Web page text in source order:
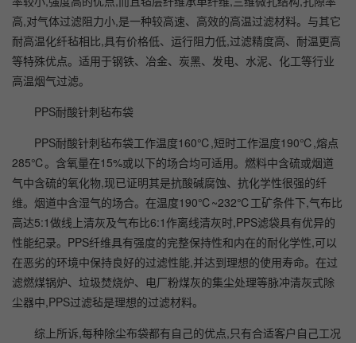
高,对气体过滤阻力小,是一种较高速、高效的高温过滤材料。与其它
耐高温化纤毡相比,具有价格低、运行阻力低,过滤精度高、耐温更高
等特殊优点。适用于钢铁、冶金、炭黑、发电、水泥、化工等行业
高温烟气过滤。
PPS耐酸针刺毡布袋
PPS耐酸针刺毡布袋工作温度160℃,短时工作温度190℃,熔点
285℃。含氧量在15%或以下的场合均可适用。燃料中含硫或烟道
气中含硫的氧化物,现已证明其是抗酸碱腐蚀、抗化学性很强的纤
维。烟道中含湿气的场合。在温度190℃~232℃工矿条件下,气布比
高达5:1做线上清灰及气布比6:1作离线清灰时,PPS滤袋具有优异的
性能纪录。PPS纤维具有强度的完整保持性和内在的耐化学性,可以
在恶劣的环境中保持良好的过滤性能,并达到理想的使用寿命。在过
滤燃煤锅炉、垃圾焚烧炉、电厂粉煤灰的集尘处理等脉冲清灰式除
尘器中,PPS过滤毡是理想的过滤材料。
综上所诉,每种除尘布袋都有自己的优点,只有合适客户自己工况